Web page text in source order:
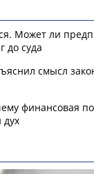
Может ли
до суда
смысл
финансовая